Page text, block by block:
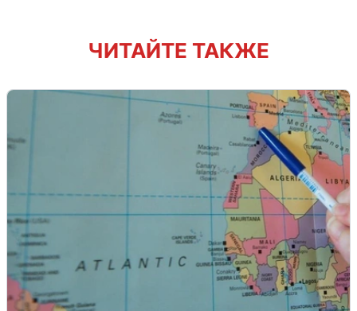
ЧИТАЙТЕ ТАКЖЕ